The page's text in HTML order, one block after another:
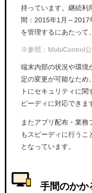
持っています。継続利
間：2015年1月～
を管理するにあたって
※参照：MobiControl
端末内部の状況や環境
定の変更が可能なため
トにセキュリティに
ピーディに対応できま
またアプリ配布・業
もスピーディに行うこ
となっています。
手間のかか